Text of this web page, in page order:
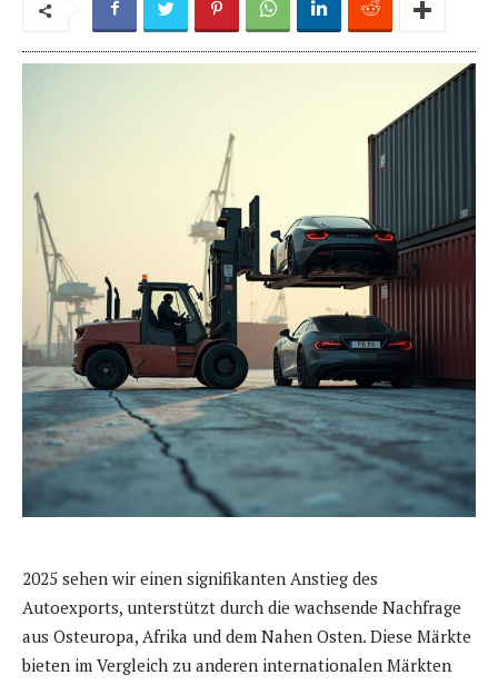
2025 sehen wir einen signifikanten Anstieg des
Autoexports, unterstützt durch die wachsende Nachfrage
aus Osteuropa, Afrika und dem Nahen Osten. Diese Märkte
bieten im Vergleich zu anderen internationalen Märkten